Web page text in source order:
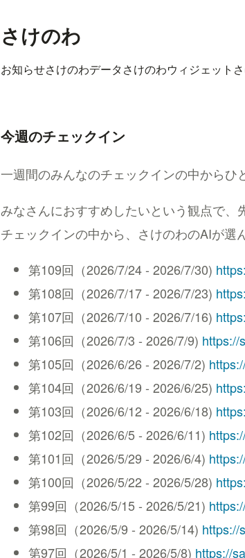
さけのわ
お知らせさけのわデータさけのわウィジェット
今週のチェックイン
一週間のみんなのチェックインの中からひ
みなさんにおすすめしたいという観点で
チェックインの中から、さけのわのAIが選
第109回（2026/7/24 - 2026/7/30)
第108回（2026/7/17 - 2026/7/23)
第107回（2026/7/10 - 2026/7/16)
第106回（2026/7/3 - 2026/7/9) https://
第105回（2026/6/26 - 2026/7/2)
第104回（2026/6/19 - 2026/6/25)
第103回（2026/6/12 - 2026/6/18)
第102回（2026/6/5 - 2026/6/11)
第101回（2026/5/29 - 2026/6/4)
第100回（2026/5/22 - 2026/5/28)
第99回（2026/5/15 - 2026/5/21)
第98回（2026/5/9 - 2026/5/14) https://
第97回（2026/5/1 - 2026/5/8) https://